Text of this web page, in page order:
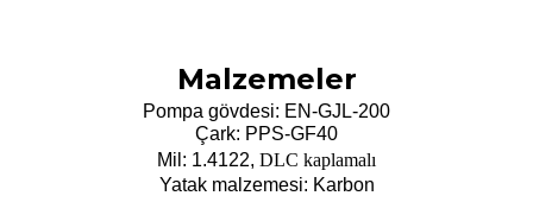
Malzemeler
Pompa gövdesi: EN-GJL-200
Çark: PPS-GF40
Mil: 1.4122, DLC kaplamalı
Yatak malzemesi: Karbon